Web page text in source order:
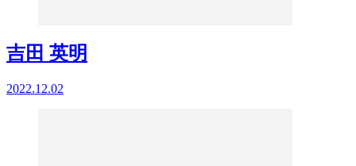
吉田 英明
2022.12.02